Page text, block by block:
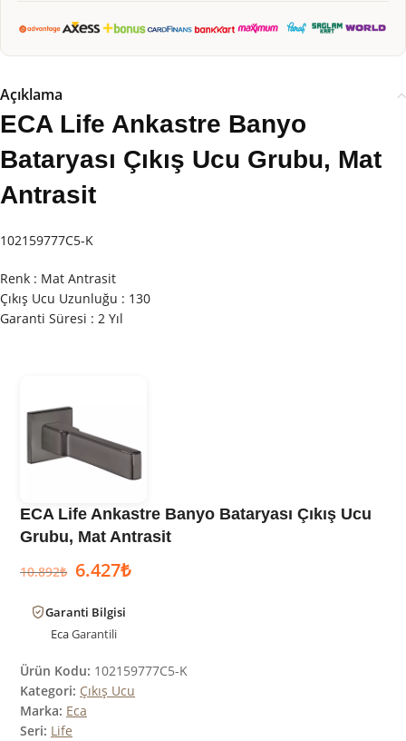
Açıklama
ECA Life Ankastre Banyo
Bataryası Çıkış Ucu Grubu, Mat
Antrasit
102159777C5-K
Renk : Mat Antrasit
Çıkış Ucu Uzunluğu : 130
Garanti Süresi : 2 Yıl
ECA Life Ankastre Banyo Bataryası Çıkış Ucu
Grubu, Mat Antrasit
10.892₺ 6.427₺
Garanti Bilgisi
EcaGarantili
Ürün Kodu: 102159777C5-K
Kategori: Çıkış Ucu
Marka: Eca
Seri: Life